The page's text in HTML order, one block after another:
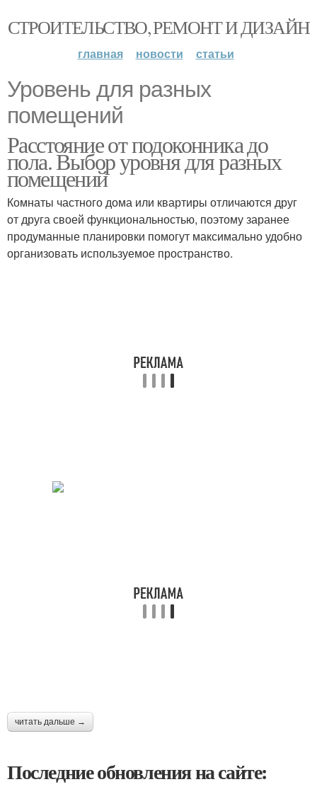
СТРОИТЕЛЬСТВО, РЕМОНТ И ДИЗАЙН
главная новости статьи
Уровень для разных
помещений
Расстояние от подоконника до
пола. Выбор уровня для разных
помещений
Комнаты частного дома или квартиры отличаются друг
от друга своей функциональностью, поэтому заранее
продуманные планировки помогут максимально удобно
организовать используемое пространство.
читать дальше →
Последние обновления на сайте: